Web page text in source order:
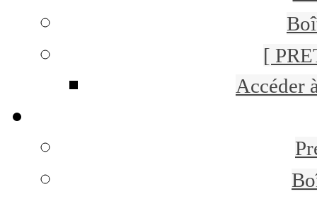
[
Accéder